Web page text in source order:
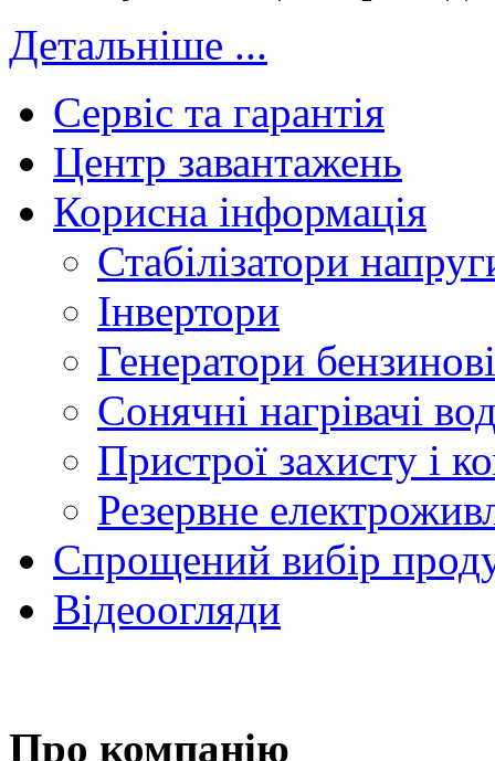
Детальніше ...
Сервіс та гарантія
Центр завантажень
Корисна інформація
Стабілізатори
Інвертори
Генератори бензинові
Сонячні нагрівачі
Пристрої захисту і
Резервне
Спрощений вибір
Відеоогляди
Про компанію